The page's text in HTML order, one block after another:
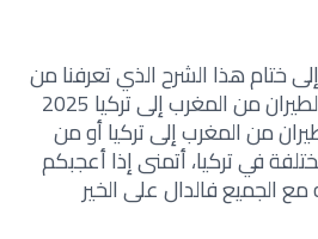
ختام هذا الشرح الذي تعرفنا من
خلاله على أسعار تذاكر الطيران من المغرب إلى تركيا 2025
من المغرب إلى تركيا أو من
في تركيا، أتمنى إذا أعجبكم
الجميع فالدال على الخير